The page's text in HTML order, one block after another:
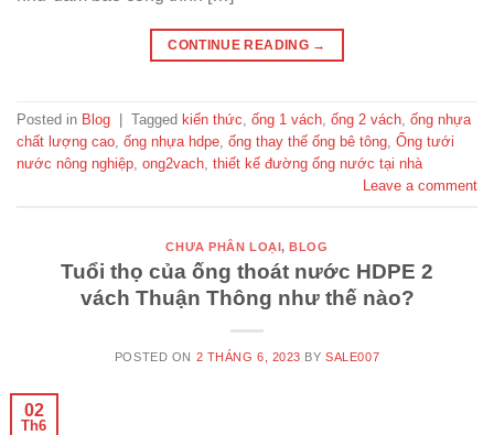
CONTINUE READING →
Posted in Blog Tagged kiến thức ống 1 vách ống 2 vách ống nhựa
chất lượng cao ống nhựa hdpe ống thay thế ống bê tông Ống tưới
nước nông nghiệp ong2vach thiết kế đường ống nước tại nhà
Leave a comment
CHƯA PHÂN LOẠI,BLOG
Tuổi thọ của ống thoát nước HDPE 2
vách Thuận Thông như thế nào?
POSTED ON 2 THÁNG 6, 2023 BYSALE007
02
Th6